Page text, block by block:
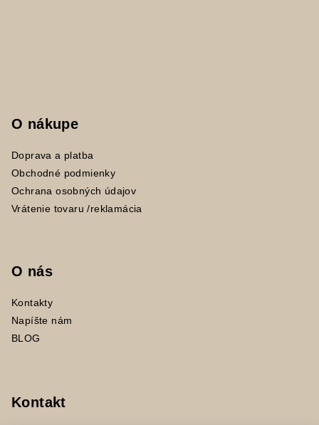
O nákupe
Doprava a platba
Obchodné podmienky
Ochrana osobných údajov
Vrátenie tovaru /reklamácia
O nás
Kontakty
Napíšte nám
BLOG
Kontakt